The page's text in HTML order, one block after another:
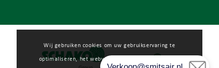
Wij gebruiken cookies om uw gebruikservaring te
optimaliseren, het webverkeer te analyseren en voor